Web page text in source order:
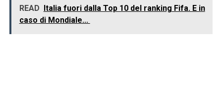
READ
Italia fuori dalla Top 10 del ranking Fifa. E in
caso di Mondiale...